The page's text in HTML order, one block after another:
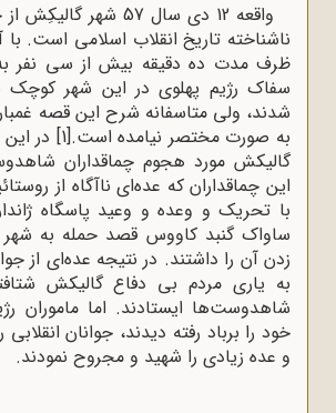
واقعه 12 دی سال 57 شهر
ناشناخته تاریخ انقلاب اسلامی است. با
ظرف مدت ده دقیقه بیش از سی نفر
سفاک رژیم پهلوی در این شهر
شدند، ولی متاسفانه شرح این قصه
به صورت مختصر نیامده است.[1] در این
گالیکش مورد هجوم چماقداران
این چماقداران که عده‌ای ناآگاه از
با تحریک و وعده و وعید پاسگاه
ساواک گنبد کاووس قصد حمله به
زدن آن را داشتند. در نتیجه عده‌ای از
به یاری مردم بی دفاع گالیکش
شاهدوست‌ها ایستادند. اما ماموران
خود را برباد رفته دیدند، جوانان انقلابی
و عده زیادی را شهید و مجروح نمودند.